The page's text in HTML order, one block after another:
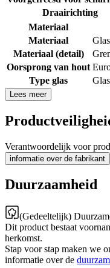
Draairichting
Materiaal
Materiaal
Glas
Materiaal (detail)
Oorsprong van hout
Type glas
Lees meer
Verantwoordelijk voor
informatie over de fabrikant
Duurzaamheid
(Gedeeltelijk)
Dit product bestaat
herkomst.
Stap voor stap maken we
informatie over de